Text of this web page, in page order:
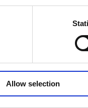
Allow selection